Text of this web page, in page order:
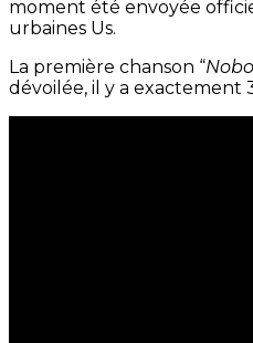
moment été envoyée
urbaines Us.
La première chanson “
dévoilée, il y a exactement